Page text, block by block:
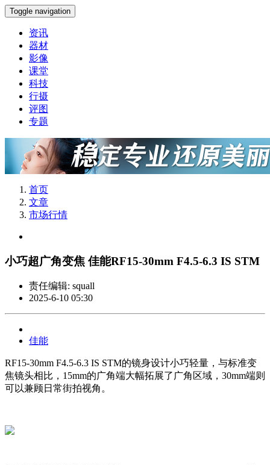
Toggle navigation
资讯
器材
影像
课堂
科技
行摄
评图
专题
首页
文章
市场行情
小巧超广角变焦 佳能RF15-30mm F4.5-6.3 IS STM
责任编辑: squall
2025-6-10 05:30
佳能
RF15-30mm F4.5-6.3 IS STM的镜身设计小巧轻量，与标准变
焦镜头相比，15mm的广角端大幅拓展了广角区域，30mm端则
可以兼顾日常街拍视角。